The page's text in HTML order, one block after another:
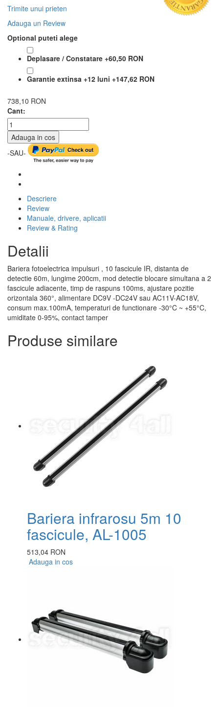
Trimite unui prieten
Adauga un Review
Optional puteti alege
Deplasare / Constatare +60,50 RON
Garantie extinsa +12 luni +147,62 RON
738,10 RON
Cant:
Adauga in cos
-SAU-
Descriere
Review
Manuale, drivere, aplicatii
Review & Rating
Detalii
Bariera fotoelectrica impulsuri , 10 fascicule IR, distanta de
detectie 60m, lungime 200cm, mod detectie blocare simultana a 2
fascicule adiacente, timp de raspuns 100ms, ajustare pozitie
orizontala 360°, alimentare DC9V -DC24V sau AC11V-AC18V,
consum max.100mA, temperaturi de functionare -30°C ~ +55°C,
umiditate 0-95%, contact tamper
Produse similare
Bariera infrarosu 5m 10
fascicule, AL-1005
513,04 RON
Adauga in cos